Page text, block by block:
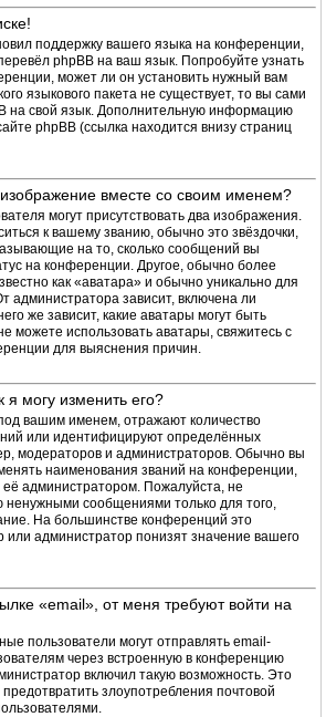
поддержку вашего языка на конференции,
phpBB на ваш язык. Попробуйте узнать
может ли он установить нужный вам
языкового пакета не существует, то вы сами
на свой язык. Дополнительную информацию
phpBB (ссылка находится внизу страниц
вместе со своим именем?
могут присутствовать два изображения.
к вашему званию, обычно это звёздочки,
на то, сколько сообщений вы
на конференции. Другое, обычно более
как «аватара» и обычно уникально для
администратора зависит, включена ли
же зависит, какие аватары могут быть
можете использовать аватары, свяжитесь с
для выяснения причин.
я могу изменить его?
вашим именем, отражают количество
или идентифицируют определённых
модераторов и администраторов. Обычно вы
наименования званий на конференции,
её администратором. Пожалуйста, не
сообщениями только для того,
На большинстве конференций это
администратор понизят значение вашего
«email», от меня требуют войти на
пользователи могут отправлять email-
через встроенную в конференцию
включил такую возможность. Это
злоупотребления почтовой